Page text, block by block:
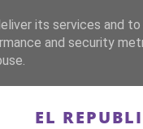
FRANQUISMO
EL
its services and
and security